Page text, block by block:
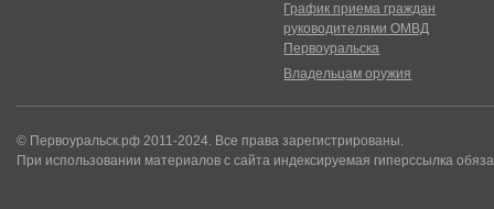
График приема граждан
руководителями ОМВД
Первоуральска
Владельцам оружия
© Первоуральск.рф 2011-2024. Все права зарегистрированы.
При использовании материалов с сайта индексируемая гиперссылка